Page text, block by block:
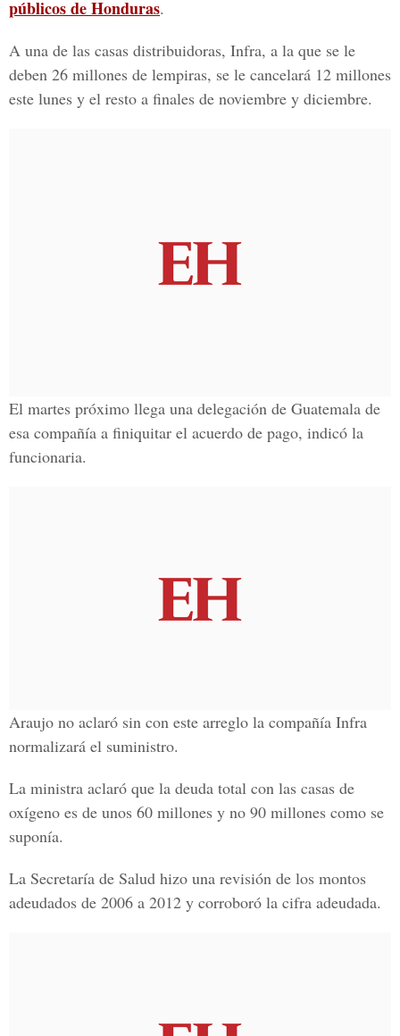
públicos de Honduras.
A una de las casas distribuidoras, Infra, a la que se le
deben 26 millones de lempiras, se le cancelará 12 millones
este lunes y el resto a finales de noviembre y diciembre.
El martes próximo llega una delegación de Guatemala de
esa compañía a finiquitar el acuerdo de pago, indicó la
funcionaria.
Araujo no aclaró sin con este arreglo la compañía Infra
normalizará el suministro.
La ministra aclaró que la deuda total con las casas de
oxígeno es de unos 60 millones y no 90 millones como se
suponía.
La Secretaría de Salud hizo una revisión de los montos
adeudados de 2006 a 2012 y corroboró la cifra adeudada.